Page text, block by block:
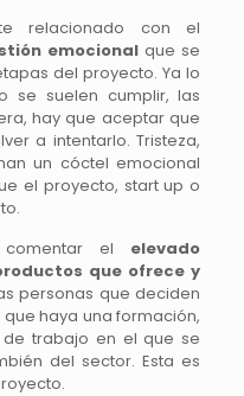
relacionado con el
emocional que se
del proyecto. Ya lo
se suelen cumplir, las
hay que aceptar que
a intentarlo. Tristeza,
un cóctel emocional
el proyecto, start up o
el elevado
que ofrece y
personas que deciden
haya una formación,
trabajo en el que se
del sector. Esta es